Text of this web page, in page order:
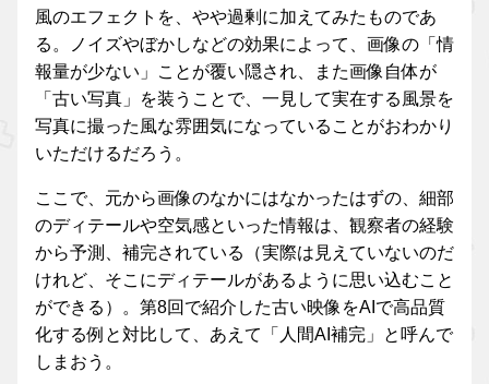
風のエフェクトを、やや過剰に加えてみたものであ
る。ノイズやぼかしなどの効果によって、画像の「情
報量が少ない」ことが覆い隠され、また画像自体が
「古い写真」を装うことで、一見して実在する風景を
写真に撮った風な雰囲気になっていることがおわかり
いただけるだろう。
ここで、元から画像のなかにはなかったはずの、細部
のディテールや空気感といった情報は、観察者の経験
から予測、補完されている（実際は見えていないのだ
けれど、そこにディテールがあるように思い込むこと
ができる）。第8回で紹介した古い映像をAIで高品質
化する例と対比して、あえて「人間AI補完」と呼んで
しまおう。